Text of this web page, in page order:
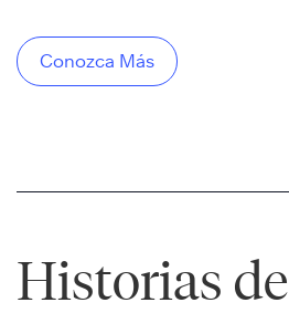
Conozca Más
Historias de